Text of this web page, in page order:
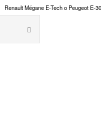
Renault Mégane E-Tech o Peugeot E-